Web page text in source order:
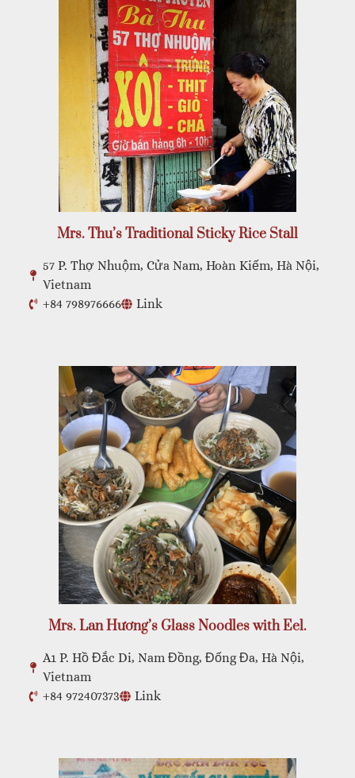
Mrs. Thu’s Traditional Sticky Rice Stall
57 P. Thợ Nhuộm, Cửa Nam, Hoàn Kiếm, Hà Nội,
Vietnam
+84 798976666
Link
Mrs. Lan Hương’s Glass Noodles with Eel.
A1 P. Hồ Đắc Di, Nam Đồng, Đống Đa, Hà Nội,
Vietnam
+84 972407373
Link